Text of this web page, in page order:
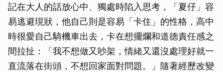
記在大人的話放心中、獨處時陷入思考，「夏仔」容
易逃避現狀，他自己則是容易「卡住」的性格，高中
時很愛自己騎機車出去，卡在想擺爛和道德責任感之
間拉扯：「我不想做又吵架，情緒又還沒處理好就一
直流落在街頭，不想回家面對問題。」隨著經歷改變